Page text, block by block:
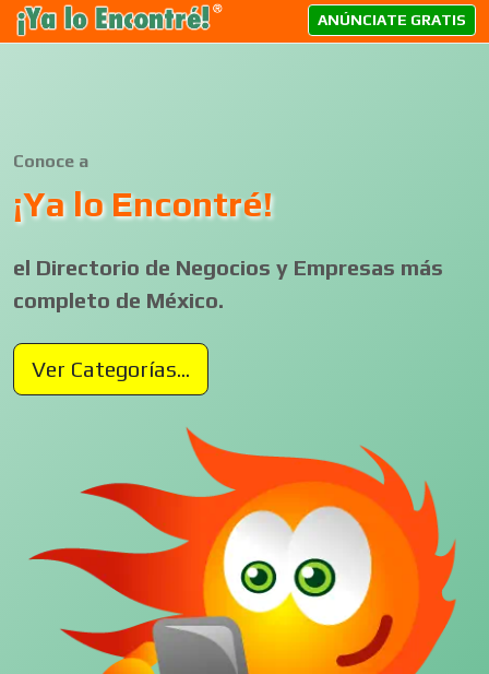
ANÚNCIATE GRATIS
Conoce a
¡Ya lo Encontré!
el Directorio de Negocios y Empresas más
completo de México.
Ver Categorías...